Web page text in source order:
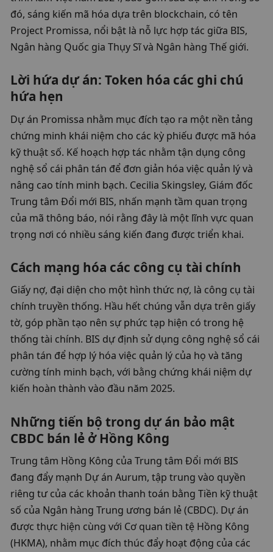
đó, sáng kiến ​​mã hóa dựa trên blockchain, có tên
Project Promissa, nổi bật là nỗ lực hợp tác giữa BIS,
Ngân hàng Quốc gia Thụy Sĩ và Ngân hàng Thế giới.
Lời hứa dự án: Token hóa các ghi chú
hứa hẹn
Dự án Promissa nhằm mục đích tạo ra một nền tảng
chứng minh khái niệm cho các kỳ phiếu được mã hóa
kỹ thuật số. Kế hoạch hợp tác nhằm tận dụng công
nghệ sổ cái phân tán để đơn giản hóa việc quản lý và
nâng cao tính minh bạch. Cecilia Skingsley, Giám đốc
Trung tâm Đổi mới BIS, nhấn mạnh tầm quan trọng
của mã thông báo, nói rằng đây là một lĩnh vực quan
trọng nơi có nhiều sáng kiến ​​​​đang được triển khai.
Cách mạng hóa các công cụ tài chính
Giấy nợ, đại diện cho một hình thức nợ, là công cụ tài
chính truyền thống. Hầu hết chúng vẫn dựa trên giấy
tờ, góp phần tạo nên sự phức tạp hiện có trong hệ
thống tài chính. BIS dự định sử dụng công nghệ sổ cái
phân tán để hợp lý hóa việc quản lý của họ và tăng
cường tính minh bạch, với bằng chứng khái niệm dự
kiến ​​hoàn thành vào đầu năm 2025.
Những tiến bộ trong dự án bảo mật
CBDC bán lẻ ở Hồng Kông
Trung tâm Hồng Kông của Trung tâm Đổi mới BIS
đang đẩy mạnh Dự án Aurum, tập trung vào quyền
riêng tư của các khoản thanh toán bằng Tiền kỹ thuật
số của Ngân hàng Trung ương bán lẻ (CBDC). Dự án
được thực hiện cùng với Cơ quan tiền tệ Hồng Kông
(HKMA), nhằm mục đích thúc đẩy hoạt động của các